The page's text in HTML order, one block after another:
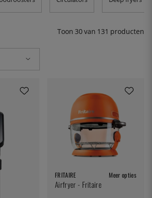
rijst te koken. Hier hebben we ook
en magnetrons - een gegeven
Toon 30van 131 producten
FRITAIRE Meer opties
Airfryer - Fritaire